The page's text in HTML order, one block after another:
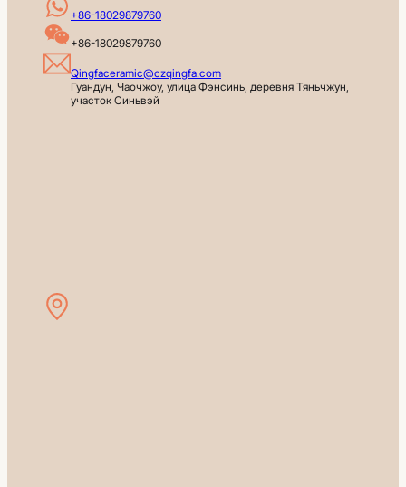
+86-18029879760
+86-18029879760
Qingfaceramic@czqingfa.com
Гуандун, Чаочжоу, улица Фэнсинь, деревня Тяньчжун,
участок Синьвэй